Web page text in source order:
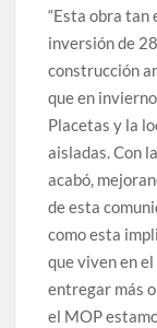
“Esta obra tan
inversión de
construcción
que en
Placetas y la
aisladas. Con
acabó,
de esta
como esta
que viven en
entregar más
el MOP